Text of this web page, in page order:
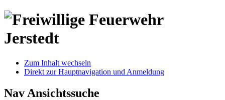
Zum Inhalt wechseln
Direkt zur Hauptnavigation und Anmeldung
Nav Ansichtssuche